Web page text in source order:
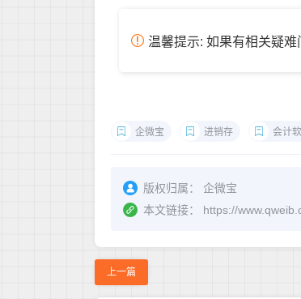
温馨提示: 如果有相关疑
企微宝 进销存 会计
版权归属：
企微宝
本文链接：
https://
上一篇